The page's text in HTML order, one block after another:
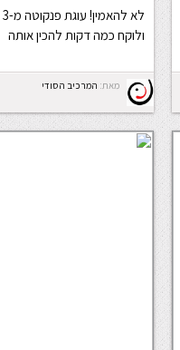
ולוקח כמה דקות להכין אותה
מאת: המרכיב הסודי